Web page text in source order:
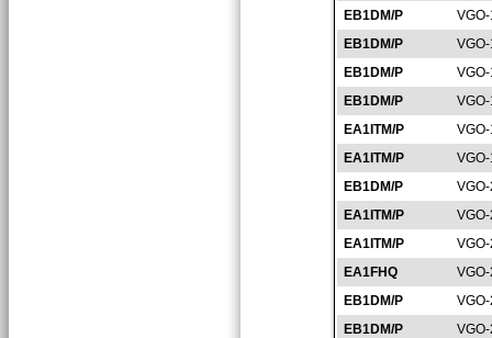
EB1DM/P
EB1DM/P
EB1DM/P
EB1DM/P
EA1ITM/P
EA1ITM/P
EB1DM/P
EA1ITM/P
EA1ITM/P
EA1FHQ
EB1DM/P
EB1DM/P